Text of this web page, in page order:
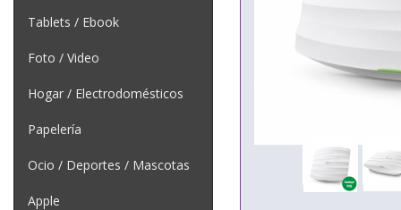
Tablets / Ebook
Foto / Video
Hogar / Electrodomésticos
Papelería
Ocio / Deportes / Mascotas
Apple